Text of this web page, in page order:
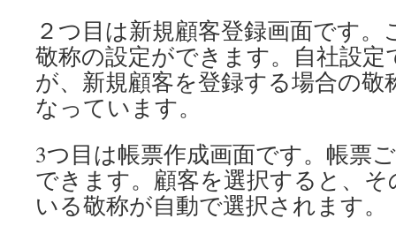
２つ目は新規顧客登録画面です
敬称の設定ができます。自社設定
が、新規顧客を登録する場合の
なっています。
3つ目は帳票作成画面です。帳票
できます。顧客を選択すると、
いる敬称が自動で選択されます。